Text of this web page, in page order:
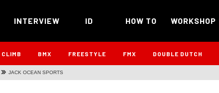
INTERVIEW ID HOW TO WORKSHOP
CLIMB BMX FREESTYLE FMX DOUBLE DUTCH
JACK OCEAN SPORTS